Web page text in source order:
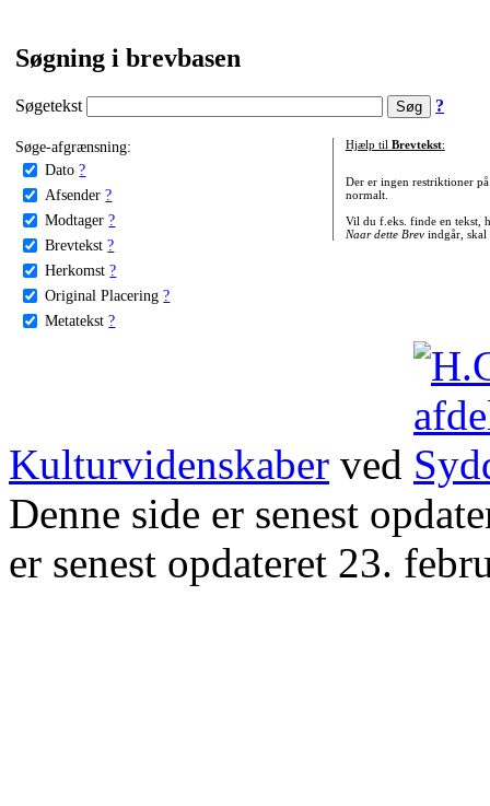
Søgning i brevbasen
Søgetekst ?
Søge-afgrænsning:
Dato ?
Afsender ?
Modtager ?
Brevtekst ?
Herkomst ?
Original Placering ?
Metatekst ?
Hjælp til Brevtekst:
Der er ingen restriktioner
normalt.
Vil du f.eks. finde en tekst,
Naar dette Brevindgår, skal
Kulturvidenskaber ved
Denne side er senest
er senest opdateret 23.